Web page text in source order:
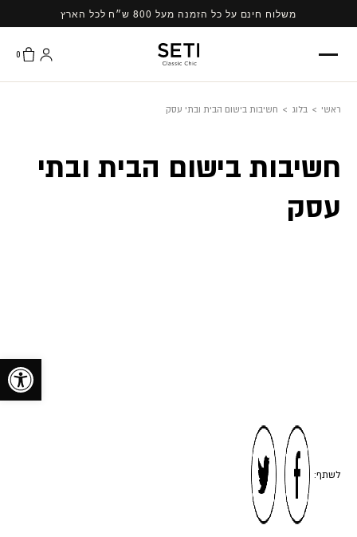
content
משלוח חינם על כל הזמנה מעל 800 ש״ח לכל הארץ
0
ראשי > בלוג > חשיבות בישום הבית ובתי עסק
חשיבות בישום הבית ובתי
עסק
לשתף: